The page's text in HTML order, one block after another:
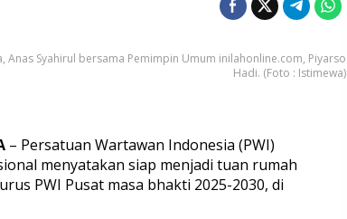
Anas Syahirul bersama Pemimpin Umum inilahonline.com, Piyarso
Hadi. (Foto : Istimewa)
– Persatuan Wartawan Indonesia (PWI)
menyatakan siap menjadi tuan rumah
PWI Pusat masa bhakti 2025-2030, di